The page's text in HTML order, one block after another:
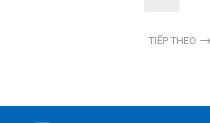
TIẾP THEO